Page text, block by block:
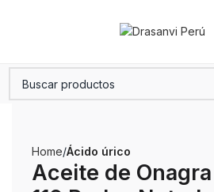
Home Ácido úrico
Aceite de